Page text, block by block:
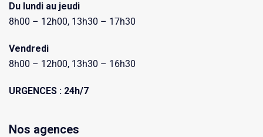
Du lundi au jeudi
8h00 – 12h00, 13h30 – 17h30
Vendredi
8h00 – 12h00, 13h30 – 16h30
URGENCES : 24h/7
Nos agences